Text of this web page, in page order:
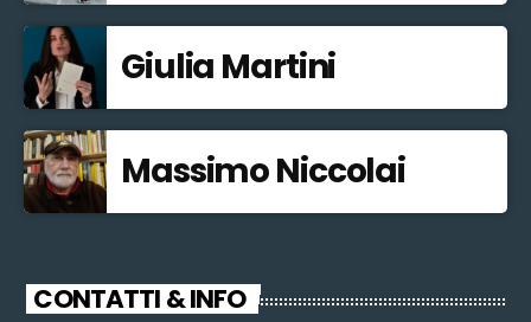
Giulia Martini
Massimo Niccolai
CONTATTI & INFO